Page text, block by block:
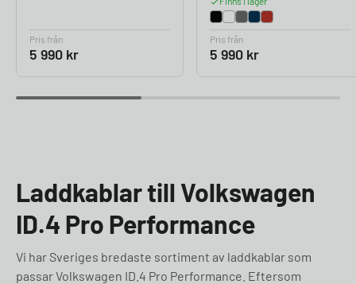
Pris från
5 990 kr
Pris från
5 990 kr
Laddkablar till Volkswagen
ID.4 Pro Performance
Vi har Sveriges bredaste sortiment av laddkablar som
passar Volkswagen ID.4 Pro Performance. Eftersom